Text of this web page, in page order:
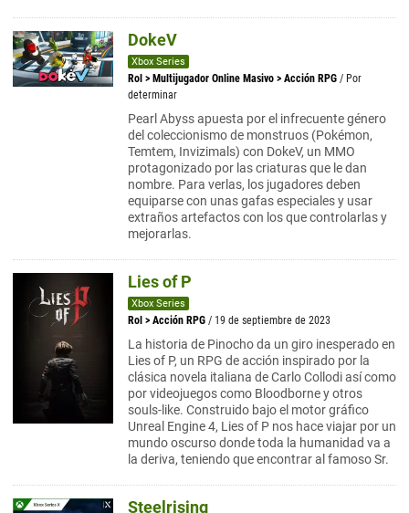
DokeV
Xbox Series
Rol > Multijugador Online Masivo > Acción RPG / Por
determinar
Pearl Abyss apuesta por el infrecuente género
del coleccionismo de monstruos (Pokémon,
Temtem, Invizimals) con DokeV, un MMO
protagonizado por las criaturas que le dan
nombre. Para verlas, los jugadores deben
equiparse con unas gafas especiales y usar
extraños artefactos con los que controlarlas y
mejorarlas.
Lies of P
Xbox Series
Rol > Acción RPG / 19 de septiembre de 2023
La historia de Pinocho da un giro inesperado en
Lies of P, un RPG de acción inspirado por la
clásica novela italiana de Carlo Collodi así como
por videojuegos como Bloodborne y otros
souls-like. Construido bajo el motor gráfico
Unreal Engine 4, Lies of P nos hace viajar por un
mundo oscurso donde toda la humanidad va a
la deriva, teniendo que encontrar al famoso Sr.
Steelrising